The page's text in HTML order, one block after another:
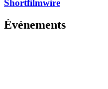
Shortfilmwire
Événements